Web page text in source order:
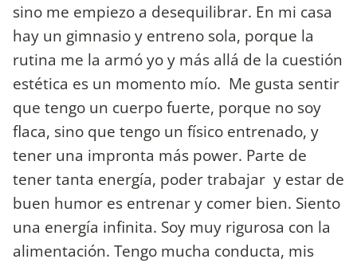
sino me empiezo a desequilibrar. En mi casa
hay un gimnasio y entreno sola, porque la
rutina me la armó yo y más allá de la cuestión
estética es un momento mío. Me gusta sentir
que tengo un cuerpo fuerte, porque no soy
flaca, sino que tengo un físico entrenado, y
tener una impronta más power. Parte de
tener tanta energía, poder trabajar y estar de
buen humor es entrenar y comer bien. Siento
una energía infinita. Soy muy rigurosa con la
alimentación. Tengo mucha conducta, mis